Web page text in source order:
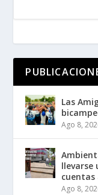
Las
Ago 8,
llevarse
cuentas
Ago 8,